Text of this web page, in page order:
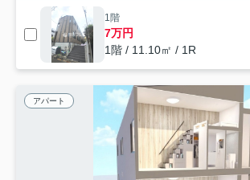
1階
7万円
1階 / 11.10㎡ / 1R
アパート